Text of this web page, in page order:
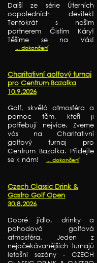
Další ze série Úterních
odpoledních devítek!
Tentokrát s naším
partnerem Čistím Káry!
Těšíme se na Vás!
... dokončení
Charitativní golfový turnaj
pro Centrum Bazalka
10.9.2026
Golf, skvělá atmosféra a
pomoc těm, kteří ji
potřebují nejvíce. Zveme
vás na Charitativní
golfový turnaj pro
Centrum Bazalka. Přidejte
se k nám!
... dokončení
Czech Classic Drink &
Gastro Golf Open
30.8.2026
Dobré jídlo, drinky a
pohodová golfová
atmosféra. Jeden z
nejočekávanějších turnajů
letošní sezóny - CZECH